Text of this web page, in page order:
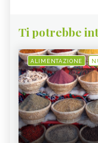
Ti potrebbe
ALIMENTAZIONE